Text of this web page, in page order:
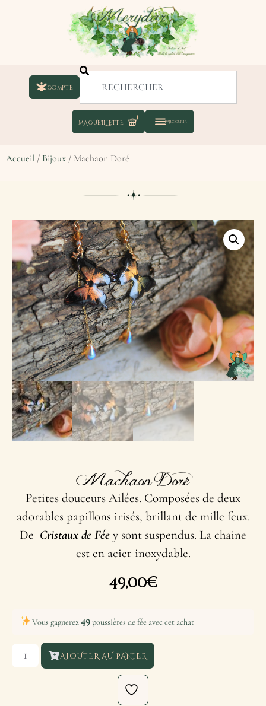
COMPTE
Accueil / Bijoux / Machaon Doré
Machaon Doré
Petites douceurs Ailées. Composées de deux
adorables papillons irisés, brillant de mille feux.
De Cristaux de Fée y sont suspendus. La chaine
est en acier inoxydable.
49,00€
Vous gagnerez49poussières de fée avec cet achat
AJOUTER AU PANIER